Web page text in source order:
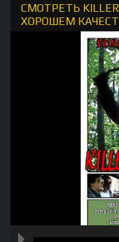
СМОТРЕТЬ
ХОРОШЕМ